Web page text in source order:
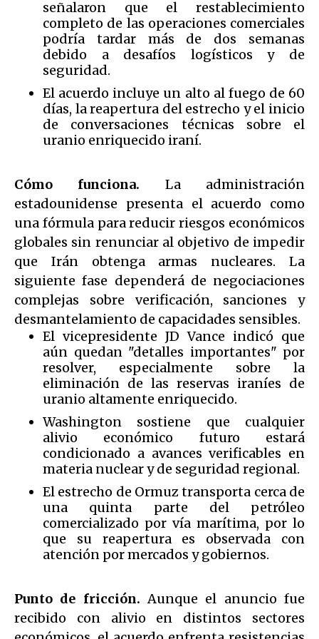
señalaron que el restablecimiento
completo de las operaciones comerciales
podría tardar más de dos semanas
debido a desafíos logísticos y de
seguridad.
El acuerdo incluye un alto al fuego de 60
días, la reapertura del estrecho y el inicio
de conversaciones técnicas sobre el
uranio enriquecido iraní.
Cómo funciona. La administración
estadounidense presenta el acuerdo como
una fórmula para reducir riesgos económicos
globales sin renunciar al objetivo de impedir
que Irán obtenga armas nucleares. La
siguiente fase dependerá de negociaciones
complejas sobre verificación, sanciones y
desmantelamiento de capacidades sensibles.
El vicepresidente JD Vance indicó que
aún quedan "detalles importantes" por
resolver, especialmente sobre la
eliminación de las reservas iraníes de
uranio altamente enriquecido.
Washington sostiene que cualquier
alivio económico futuro estará
condicionado a avances verificables en
materia nuclear y de seguridad regional.
El estrecho de Ormuz transporta cerca de
una quinta parte del petróleo
comercializado por vía marítima, por lo
que su reapertura es observada con
atención por mercados y gobiernos.
Punto de fricción.Aunque el anuncio fue
recibido con alivio en distintos sectores